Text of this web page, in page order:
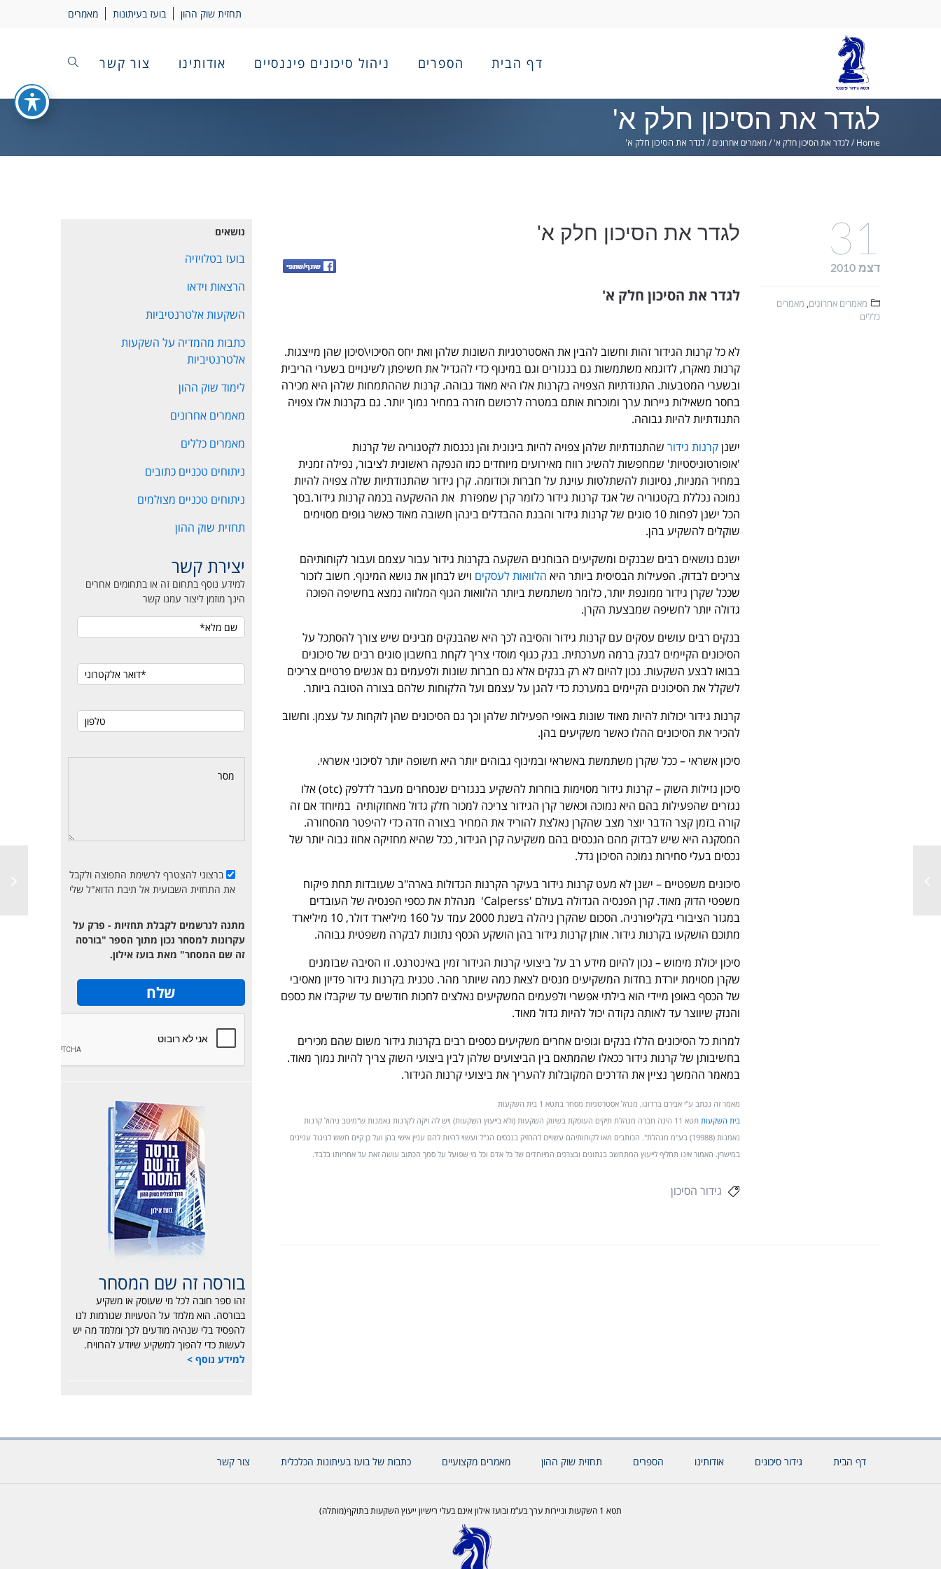
תחזית שוק ההון בועז בעיתונות מאמרים
דף הבית הספרים ניהול סיכונים פיננסיים אודותינו צור קשר
לגדר את הסיכון חלק א'
Home
/לגדר את הסיכון חלק א'/מאמרים אחרונים / לגדר את הסיכון חלק א'
לגדר את הסיכון חלק א'
לגדר את הסיכון חלק א'
לא כל קרנות הגידור זהות וחשוב להבין את האסטרטגיות השונות שלהן ואת יחס הסיכוי\סיכון שהן מייצגות.
קרנות מאקרו, לדוגמא משתמשות גם בנגזרים וגם במינוף כדי להגדיל את חשיפתן לשינויים בשערי הריבית
ובשערי המטבעות. התנודתיות הצפויה בקרנות אלו היא מאוד גבוהה. קרנות שההתמחות שלהן היא מכירה
בחסר משאילות ניירות ערך ומוכרות אותם במטרה לרכושם חזרה במחיר נמוך יותר. גם בקרנות אלו צפויה
התנודתיות להיות גבוהה.
ישנןקרנות גידור שהתנודתיות שלהן צפויה להיות בינונית והן נכנסות לקטגוריה של קרנות
'אופורטוניסטיות' שמחפשות להשיג רווח מאירועים מיוחדים כמו הנפקה ראשונית לציבור, נפילה זמנית
במחיר המניות, נסיונות להשתלטות עוינת על חברות וכודומה. קרן גידור שהתנודתיות שלה צפויה להיות
נמוכה נכללת בקטגוריה של אגד קרנות גידור כלומר קרן שמפזרת את ההשקעה בכמה קרנות גידור.בסך
הכל ישנן לפחות 10 סוגים של קרנות גידור והבנת ההבדלים בינהן חשובה מאוד כאשר גופים מסוימים
שוקלים להשקיע בהן.
ישנם נושאים רבים שבנקים ומשקיעים הבוחנים השקעה בקרנות גידור עבור עצמם ועבור לקוחותיהם
צריכים לבדוק. הפעילות הבסיסית ביותר היא הלוואות לעסקים ויש לבחון את נושא המינוף. חשוב לזכור
שככל שקרן גידור ממונפת יותר, כלומר משתמשת ביותר הלוואות הגוף המלווה נמצא בחשיפה הפוכה
גדולה יותר לחשיפה שמבצעת הקרן.
בנקים רבים עושים עסקים עם קרנות גידור והסיבה לכך היא שהבנקים מבינים שיש צורך להסתכל על
הסיכונים הקיימים לבנק ברמה מערכתית. בנק כגוף מוסדי צריך לקחת בחשבון סוגים רבים של סיכונים
בבואו לבצע השקעות. נכון להיום לא רק בנקים אלא גם חברות שונות ולפעמים גם אנשים פרטיים צריכים
לשקלל את הסיכונים הקיימים במערכת כדי להגן על עצמם ועל הלקוחות שלהם בצורה הטובה ביותר.
קרנות גידור יכולות להיות מאוד שונות באופי הפעילות שלהן וכך גם הסיכונים שהן לוקחות על עצמן. וחשוב
להכיר את הסיכונים ההלו כאשר משקיעים בהן.
סיכון אשראי – ככל שקרן משתמשת באשראי ובמינוף גבוהים יותר היא חשופה יותר לסיכוני אשראי.
סיכון נזילות השוק – קרנות גידור מסוימות בוחרות להשקיע בנגזרים שנסחרים מעבר לדלפק (otc) אלו
נגזרים שהפעילות בהם היא נמוכה וכאשר קרן הגידור צריכה למכור חלק גדול מאחזקותיה במיוחד אם זה
קורה בזמן קצר הדבר יוצר מצב שהקרן נאלצת להוריד את המחיר בצורה חדה כדי להיפטר מהסחורה.
המסקנה היא שיש לבדוק מהם הנכסים בהם משקיעה קרן הגידור, ככל שהיא מחזיקה אחוז גבוה יותר של
נכסים בעלי סחירות נמוכה הסיכון גדל.
סיכונים משפטיים – ישנן לא מעט קרנות גידור בעיקר הקרנות הגדולות בארה"ב שעובדות תחת פיקוח
משפטי הדוק מאוד. קרן הפנסיה הגדולה בעולם 'Calperss' מנהלת את כספי הפנסיה של העובדים
במגזר הציבורי בקליפורניה. הסכום שהקרן ניהלה בשנת 2000 עמד על 160 מיליארד דולר, 10 מיליארד
מתוכם הושקעו בקרנות גידור. אותן קרנות גידור בהן הושקע הכסף נתונות לבקרה משפטית גבוהה.
סיכון יכולת מימוש – נכון להיום מידע רב על ביצועי קרנות הגידור זמין באינטרנט. זו הסיבה שבזמנים
שקרן מסוימת יורדת בחדות המשקיעים מנסים לצאת כמה שיותר מהר. טכנית בקרנות גידור פדיון מאסיבי
של הכסף באופן מיידי הוא בילתי אפשרי ולפעמים המשקיעים נאלצים לחכות חודשים עד שיקבלו את כספם
והנזק שיווצר עד לאותה נקודה יכול להיות גדול מאוד.
למרות כל הסיכונים הללו בנקים וגופים אחרים משקיעים כספים רבים בקרנות גידור משום שהם מכירים
בחשיבותן של קרנות גידור ככאלו שהמתאם בין הביצועים שלהן לבין ביצועי השוק צריך להיות נמוך מאוד.
במאמר ההמשך נציין את הדרכים המקובלות להעריך את ביצועי קרנות הגידור.
מאמר זה נכתב ע"י אבירם ברדוגו, מנהל אסטרטגיות מסחר בתטא 1 בית השקעות
בית השקעות
תטא 11 הינה חברה מנהלת תיקים העוסקת בשיווק השקעות (ולא בייעוץ השקעות) ויש לה זיקה לקרנות נאמנות ש"מיטב ניהול קרנות
נאמנות (19988) בע"מ מנהלת". הכותבים ו/או לקוחותיהם עשויים להחזיק בנכסים הנ"ל ועשוי להיות להם עניין אישי בהן ועל כן קיים חשש לניגוד עניינים
במישרין. האמור אינו תחליף לייעוץ המתחשב בנתונים ובצרכים המיוחדים של כל אדם וכל מי שפועל על סמך הכתוב עושה זאת על אחריותו בלבד.
גידור הסיכון
31
דצמ 2010
מאמרים אחרונים, מאמרים
כללים
נושאים
בועז בטלויזיה
הרצאות וידאו
השקעות אלטרנטיביות
כתבות מהמדיה על השקעות
אלטרנטיביות
לימוד שוק ההון
מאמרים אחרונים
מאמרים כללים
ניתוחים טכניים כתובים
ניתוחים טכניים מצולמים
תחזית שוק ההון
יצירת קשר
למידע נוסף בתחום זה או בתחומים אחרים
הינך מוזמן ליצור עמנו קשר
ברצוני להצטרף לרשימת התפוצה ולקבל
את התחזית השבועית אל תיבת הדוא"ל שלי
מתנה לנרשמים לקבלת תחזיות - פרק על
עקרונות למסחר נכון מתוך הספר "בורסה
זה שם המסחר" מאת בועז אילון.
בורסה זה שם המסחר
זהו ספר חובה לכל מי שעוסק או משקיע
בבורסה. הוא מלמד על הטעויות שגורמות לנו
להפסיד בלי שנהיה מודעים לכך ומלמד מה יש
לעשות כדי להפוך למשקיע שיודע להרוויח.
למידע נוסף >
דף הבית גידור סיכונים אודותינו הספרים תחזית שוק ההון מאמרים מקצועיים כתבות של בועז בעיתונות הכלכלית צור קשר
תטא 1 השקעות וניירות ערך בע”מ ובועז אילון אינם בעלי רישיון ייעוץ השקעות בתוקף(מותלה)